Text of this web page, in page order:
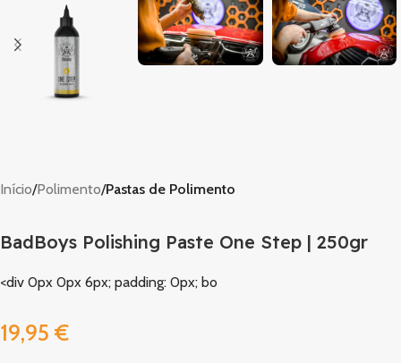
Início Polimento Pastas de Polimento
BadBoys Polishing Paste One Step | 250gr
<div 0px 0px 6px; padding: 0px; bo
19,95 €